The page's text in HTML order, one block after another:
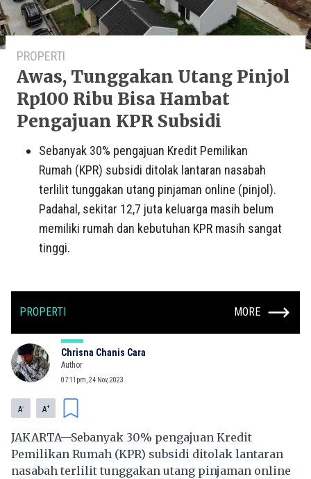
PROPERTI
Awas, Tunggakan Utang Pinjol
Rp100 Ribu Bisa Hambat
Pengajuan KPR Subsidi
Sebanyak 30% pengajuan Kredit Pemilikan
Rumah (KPR) subsidi ditolak lantaran nasabah
terlilit tunggakan utang pinjaman online (pinjol).
Padahal, sekitar 12,7 juta keluarga masih belum
memiliki rumah dan kebutuhan KPR masih sangat
tinggi.
PROPERTI MORE
Chrisna Chanis Cara
Author
07:11pm, 24 Nov, 2023
A- A+
JAKARTA—Sebanyak 30% pengajuan Kredit
Pemilikan Rumah (KPR) subsidi ditolak lantaran
nasabah terlilit tunggakan utang pinjaman online